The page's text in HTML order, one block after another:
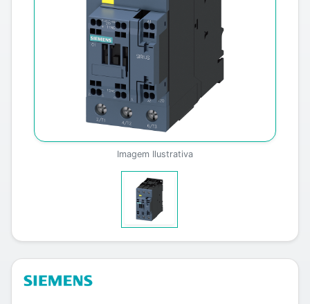
Imagem Ilustrativa